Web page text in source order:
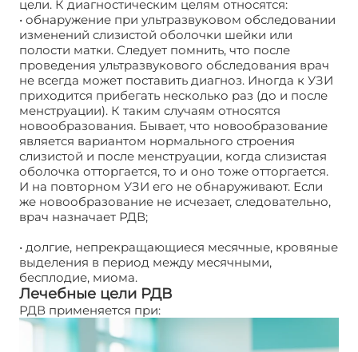
цели. К диагностическим целям относятся:
• обнаружение при ультразвуковом обследовании
изменений слизистой оболочки шейки или
полости матки. Следует помнить, что после
проведения ультразвукового обследования врач
не всегда может поставить диагноз. Иногда к УЗИ
приходится прибегать несколько раз (до и после
менструации). К таким случаям относятся
новообразования. Бывает, что новообразование
является вариантом нормального строения
слизистой и после менструации, когда слизистая
оболочка отторгается, то и оно тоже отторгается.
И на повторном УЗИ его не обнаруживают. Если
же новообразование не исчезает, следовательно,
врач назначает РДВ;
• долгие, непрекращающиеся месячные, кровяные
выделения в период между месячными,
бесплодие, миома.
Лечебные цели РДВ
РДВ применяется при: